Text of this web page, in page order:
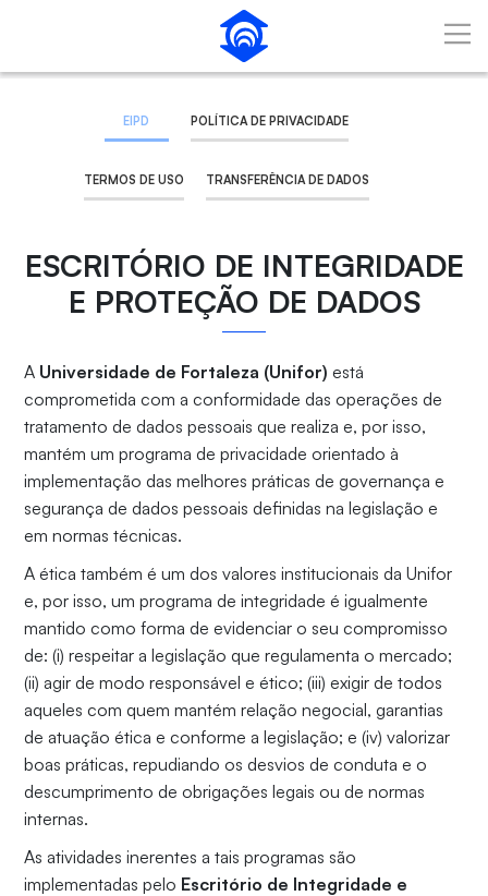
Pular para o Conteúdo principal
EIPD POLÍTICA DE PRIVACIDADE
TERMOS DE USO TRANSFERÊNCIA DE DADOS
ESCRITÓRIO DE INTEGRIDADE
E PROTEÇÃO DE DADOS
A Universidade de Fortaleza (Unifor)está
comprometida com a conformidade das operações de
tratamento de dados pessoais que realiza e, por isso,
mantém um programa de privacidade orientado à
implementação das melhores práticas de governança e
segurança de dados pessoais definidas na legislação e
em normas técnicas.
A ética também é um dos valores institucionais da Unifor
e, por isso, um programa de integridade é igualmente
mantido como forma de evidenciar o seu compromisso
de: (i) respeitar a legislação que regulamenta o mercado;
(ii) agir de modo responsável e ético; (iii) exigir de todos
aqueles com quem mantém relação negocial, garantias
de atuação ética e conforme a legislação; e (iv) valorizar
boas práticas, repudiando os desvios de conduta e o
descumprimento de obrigações legais ou de normas
internas.
As atividades inerentes a tais programas são
implementadas pelo Escritório de Integridade e